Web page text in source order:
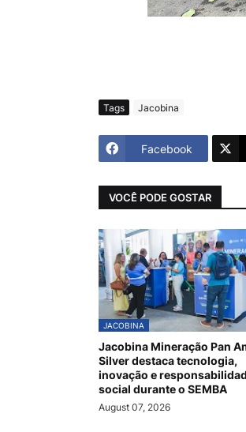
Tags Jacobina
Facebook
VOCÊ PODE GOSTAR
JACOBINA
Jacobina Mineração Pan
Silver destaca tecnologia,
inovação e
social durante o SEMBA
August 07, 2026